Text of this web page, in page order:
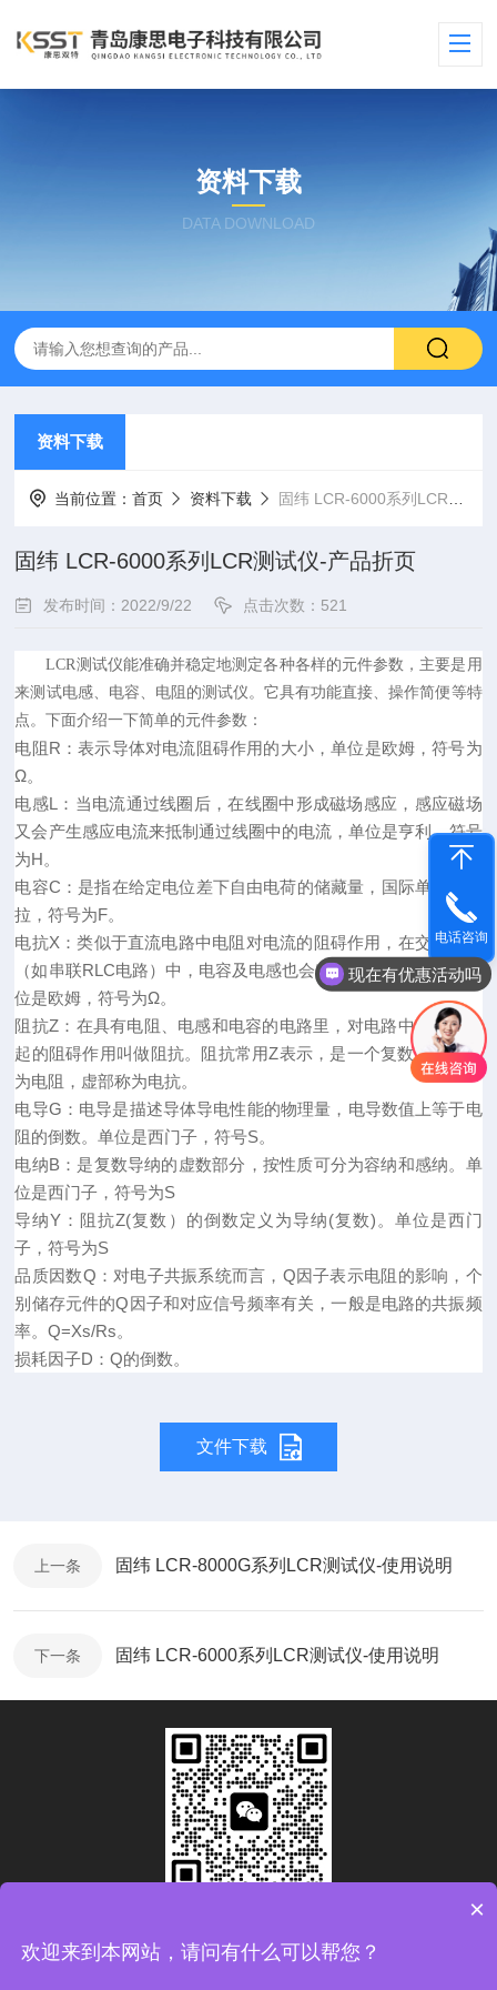
资料下载
DATA DOWNLOAD
资料下载
当前位置：首页 资料下载 固纬 LCR-6000系列LCR测试仪-产品折页
固纬 LCR-6000系列LCR测试仪-产品折页
发布时间：2022/9/22 点击次数：521
LCR测试仪能准确并稳定地测定各种各样的元件参数，主要是用
来测试电感、电容、电阻的测试仪。它具有功能直接、操作简便等特
点。下面介绍一下简单的元件参数：
电阻R ：表示导体对电流阻碍作用的大小，单位是欧姆 ，符号为
Ω。
电感L ： 当电流通过线圈后，在线圈中形成磁场感应，感应磁场
又会产生感应电流来抵制通过线圈中的电流 ，单位是亨利，符号
为H。
电容C ： 是指在给定电位差下自由电荷的储藏量，国际单位是法
拉 ，符号为F。
电抗X ：类似于直流电路中电阻 对电流的阻碍作用，在交流电路
（如串联RLC电路）中， 电容及 电感也会对电流起阻碍作用，单
位是欧姆 ，符号为Ω。
阻抗Z： 在具有电阻、电感和电容的电路里，对电路中的电流所
起的阻碍作用叫做阻抗。阻抗常用Z表示，是一个复数，实部称
为电阻 ，虚部称为电抗。
电导G ： 电导是描述导体导电性能的物理量 ， 电导数值上等于电
阻的倒数。单位是西门子，符号S。
电纳B ： 是复数导纳的虚数部分，按性质可分为容纳和感纳。单
位是西门子 ，符号为S
导纳Y ： 阻抗Z(复数 ） 的倒数定义为导纳(复数) 。 单位是西门
子 ，符号为S
品质因数Q ： 对电子共振系统而言， Q因子表示电阻的影响， 个
别储存元件的Q因子和对应信号频率有关，一般是电路的共振频
率。Q=Xs/Rs。
损耗因子D ：Q的倒数。
文件下载
上一条 固纬 LCR-8000G系列LCR测试仪-使用说明
下一条 固纬 LCR-6000系列LCR测试仪-使用说明
电话咨询
现在有优惠活动吗
×
欢迎来到本网站，请问有什么可以帮您？